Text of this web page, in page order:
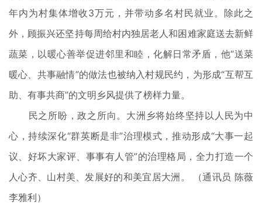
年内为村集体增收3万元，并带动多名村民就业。除此之
外，顾振兴还坚持每周给村内独居老人和困难家庭送去新鲜
蔬菜，以暖心善举促进邻里和睦，化解日常矛盾，他“送菜
暖心、共事融情”的做法也被纳入村规民约，为形成“互帮互
助、有事共商”的文明乡风提供了榜样力量。
民之所盼，政之所向。大洲乡将始终坚持以人民为中
心，持续深化“群英断是非”治理模式，推动形成“大事一起
议、好坏大家评、事事有人管”的治理格局，全力打造一个
人心齐、山村美、发展好的和美宜居大洲。 （通讯员 陈薇
李雅利）